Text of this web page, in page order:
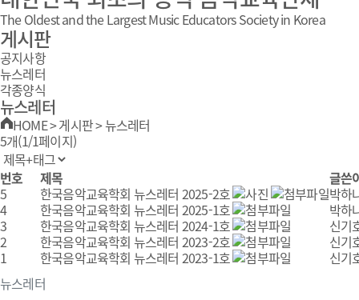
The Oldest and the Largest Music Educators Society in Korea
게시판
공지사항
뉴스레터
각종양식
뉴스레터
HOME>게시판>뉴스레터
5개(1/1페이지)
뉴스레터
번호 제목
글쓴
5
한국음악교육학회 뉴스레터 2025-2호
박하
4
한국음악교육학회 뉴스레터 2025-1호
박하
3
한국음악교육학회 뉴스레터 2024-1호
신기
2
한국음악교육학회 뉴스레터 2023-2호
신기
1
한국음악교육학회 뉴스레터 2023-1호 신기